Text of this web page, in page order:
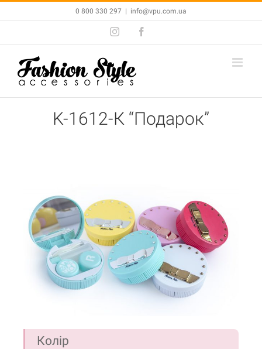
to
0 800 330 297 | info@vpu.com.ua
Instagram
K-1612-К “Подарок”
Колір